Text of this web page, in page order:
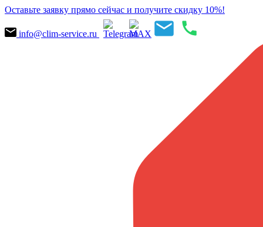
Оставьте заявку прямо сейчас и получите скидку 10%!
info@clim-service.ru